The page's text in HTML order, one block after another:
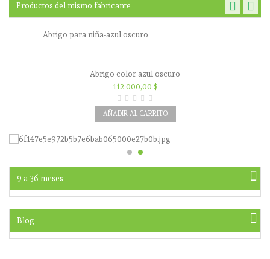
Productos del mismo fabricante
Abrigo color azul oscuro
112 000,00 $
AÑADIR AL CARRITO
9 a 36 meses
Blog